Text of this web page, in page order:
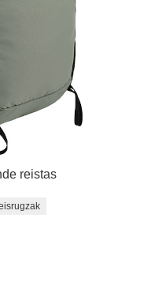
reistas